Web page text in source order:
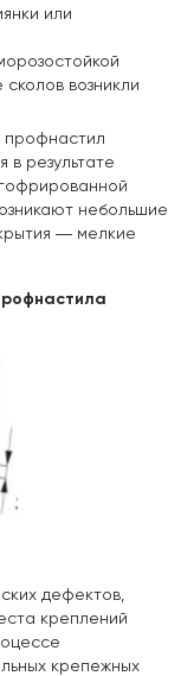
или
возникли
профнастил
в результате
небольшие
― мелкие
дефектов,
креплений
крепежных